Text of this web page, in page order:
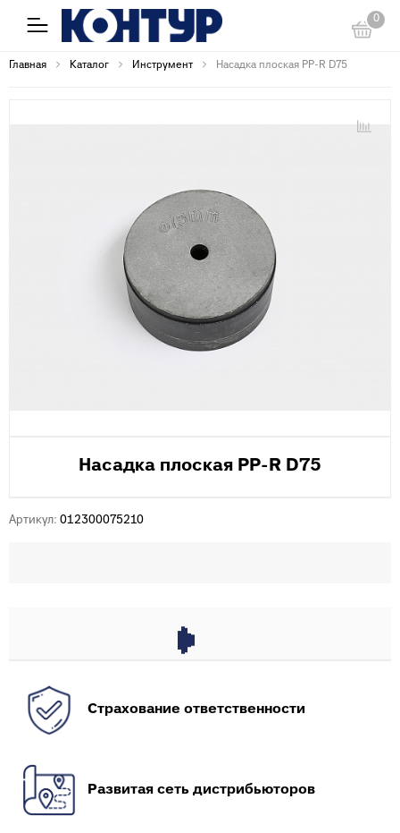
0
Главная Каталог Инструмент Насадка плоская PP-R D75
Насадка плоская PP-R D75
Артикул: 012300075210
Страхование ответственности
Развитая сеть дистрибьюторов